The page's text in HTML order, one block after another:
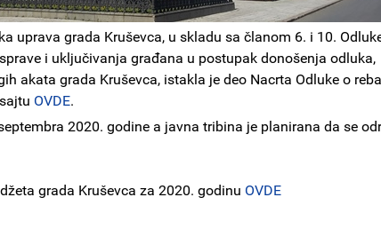
uprava grada Kruševca, u skladu sa članom 6. i 10.
i uključivanja građana u postupak donošenja odluka,
akata grada Kruševca, istakla je deo Nacrta Odluke o
OVDE.
2020. godine a javna tribina je planirana da se
grada Kruševca za 2020. godinu OVDE